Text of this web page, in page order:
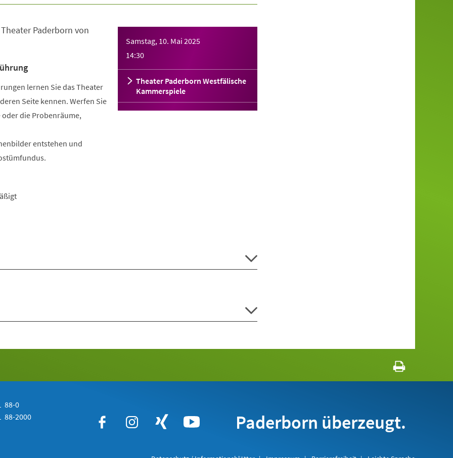
Samstag, 10. Mai 2025
14:30
Theater Paderborn Westfälische
Kammerspiele
Paderborn von
lernen Sie das Theater
Seite kennen. Werfen Sie
oder die Probenräume,
entstehen und
88-0
88-2000
Paderborn überzeugt.